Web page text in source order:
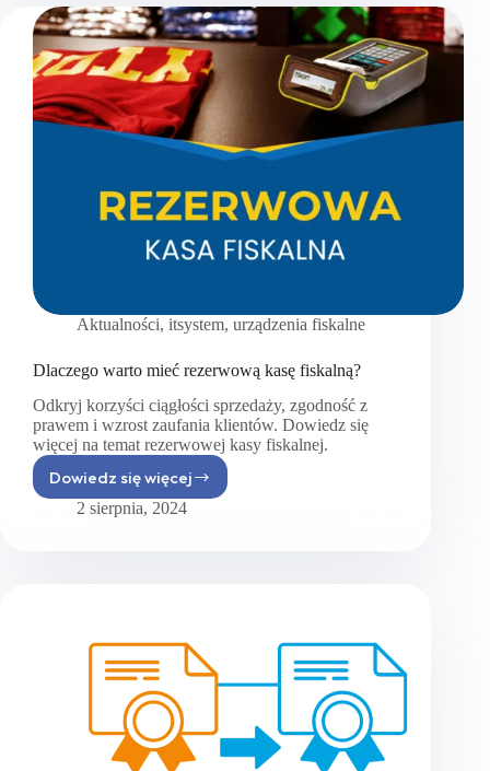
roku?
TOP
5
modeli
dla
małych
firm
model
Elzab
K10!
Aktualności, itsystem, urządzenia fiskalne
Dlaczego warto mieć rezerwową kasę fiskalną?
Odkryj korzyści ciągłości sprzedaży, zgodność z
prawem i wzrost zaufania klientów. Dowiedz się
więcej na temat rezerwowej kasy fiskalnej.
Dowiedz się więcej
Dlaczego
warto
2 sierpnia, 2024